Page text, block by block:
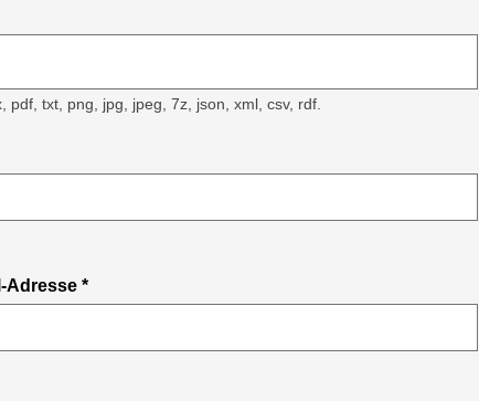
txt, png, jpg, jpeg, 7z, json, xml, csv, rdf.
Adresse *